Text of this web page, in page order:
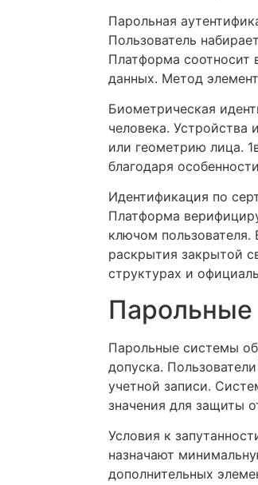
Парольная
Пользователь
Платформа соотносит
данных. Метод
Биометрическая
человека. Устройства
или геометрию лица.
благодаря
Идентификация по
Платформа
ключом пользователя.
раскрытия закрытой
структурах и
Парольные
Парольные системы
допуска.
учетной записи.
значения для защиты
Условия к
назначают
дополнительных